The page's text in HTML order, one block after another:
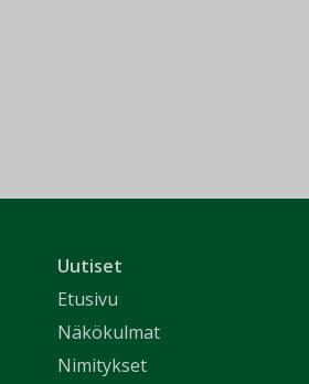
Uutiset
Etusivu
Näkökulmat
Nimitykset